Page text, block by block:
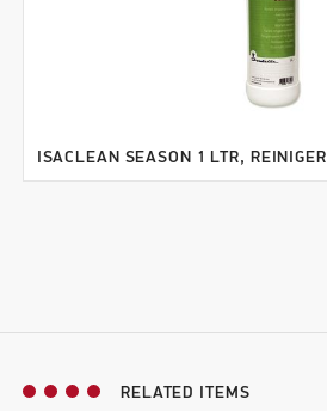
ISACLEAN SEASON 1 LTR, REINIGER
RELATED ITEMS